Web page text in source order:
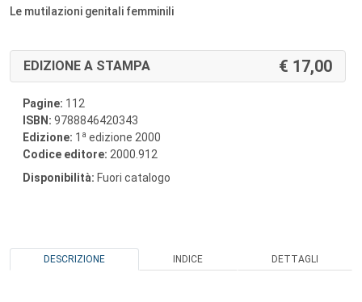
Le mutilazioni genitali femminili
EDIZIONE A STAMPA 17,00
Pagine: 112
ISBN: 9788846420343
Edizione: 1 a edizione 2000
Codice editore: 2000.912
Disponibilità: Fuori catalogo
DESCRIZIONE INDICE DETTAGLI